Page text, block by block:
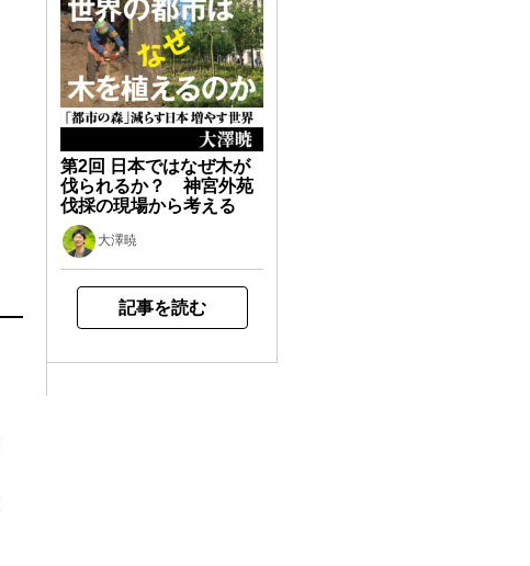
第2回 日本ではなぜ木が
伐られるか？ 神宮外苑
伐採の現場から考える
大澤暁
記事を読む